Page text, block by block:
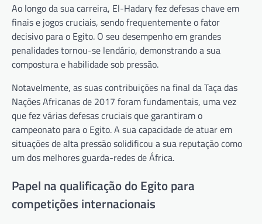
Ao longo da sua carreira, El-Hadary fez defesas chave em
finais e jogos cruciais, sendo frequentemente o fator
decisivo para o Egito. O seu desempenho em grandes
penalidades tornou-se lendário, demonstrando a sua
compostura e habilidade sob pressão.
Notavelmente, as suas contribuições na final da Taça das
Nações Africanas de 2017 foram fundamentais, uma vez
que fez várias defesas cruciais que garantiram o
campeonato para o Egito. A sua capacidade de atuar em
situações de alta pressão solidificou a sua reputação como
um dos melhores guarda-redes de África.
Papel na qualificação do Egito para
competições internacionais